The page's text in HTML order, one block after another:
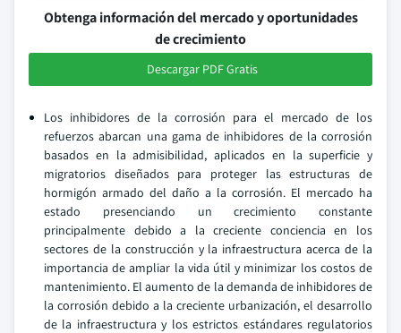
Obtenga información del mercado y oportunidades
de crecimiento
Descargar PDF Gratis
Los inhibidores de la corrosión para el mercado de los
refuerzos abarcan una gama de inhibidores de la corrosión
basados en la admisibilidad, aplicados en la superficie y
migratorios diseñados para proteger las estructuras de
hormigón armado del daño a la corrosión. El mercado ha
estado presenciando un crecimiento constante
principalmente debido a la creciente conciencia en los
sectores de la construcción y la infraestructura acerca de la
importancia de ampliar la vida útil y minimizar los costos de
mantenimiento. El aumento de la demanda de inhibidores de
la corrosión debido a la creciente urbanización, el desarrollo
de la infraestructura y los estrictos estándares regulatorios